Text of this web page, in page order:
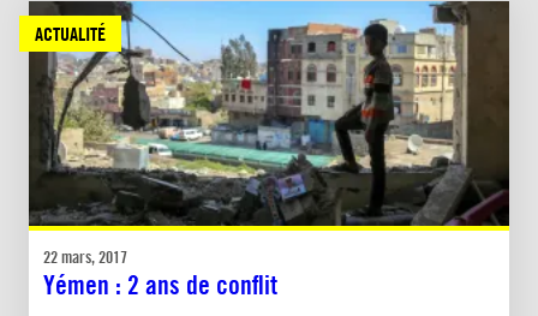
ACTUALITÉ
22 mars, 2017
Yémen : 2 ans de conflit